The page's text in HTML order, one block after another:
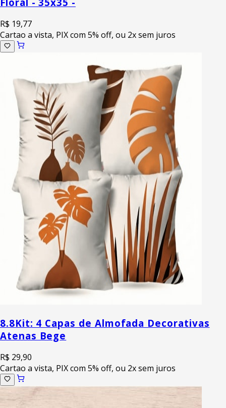
R$ 19,77
Cartao a vista, PIX com 5% off, ou 2x sem juros
8.8Kit: 4 Capas de Almofada Decorativas
Atenas Bege
R$ 29,90
Cartao a vista, PIX com 5% off, ou 2x sem juros